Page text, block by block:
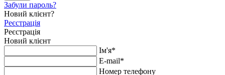
Забули пароль?
Новий клієнт?
Реєстрація
Реєстрація
Новий клієнт
Ім'я*
E-mail*
Номер телефону